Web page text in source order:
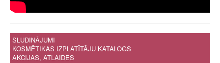
SLUDINĀJUMI
KOSMĒTIKAS IZPLATĪTĀJU KATALOGS
AKCIJAS, ATLAIDES